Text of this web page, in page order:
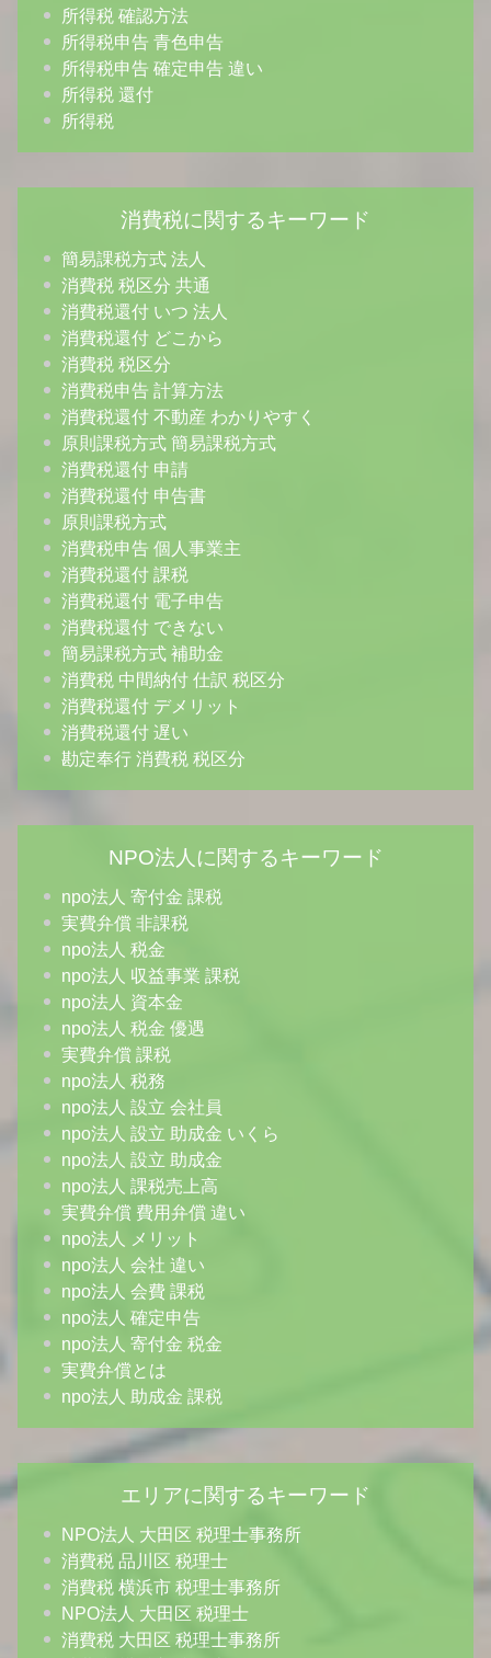
所得税 確認方法
所得税申告 青色申告
所得税申告 確定申告 違い
所得税 還付
所得税
消費税に関するキーワード
簡易課税方式 法人
消費税 税区分 共通
消費税還付 いつ 法人
消費税還付 どこから
消費税 税区分
消費税申告 計算方法
消費税還付 不動産 わかりやすく
原則課税方式 簡易課税方式
消費税還付 申請
消費税還付 申告書
原則課税方式
消費税申告 個人事業主
消費税還付 課税
消費税還付 電子申告
消費税還付 できない
簡易課税方式 補助金
消費税 中間納付 仕訳 税区分
消費税還付 デメリット
消費税還付 遅い
勘定奉行 消費税 税区分
NPO法人に関するキーワード
npo法人 寄付金 課税
実費弁償 非課税
npo法人 税金
npo法人 収益事業 課税
npo法人 資本金
npo法人 税金 優遇
実費弁償 課税
npo法人 税務
npo法人 設立 会社員
npo法人 設立 助成金 いくら
npo法人 設立 助成金
npo法人 課税売上高
実費弁償 費用弁償 違い
npo法人 メリット
npo法人 会社 違い
npo法人 会費 課税
npo法人 確定申告
npo法人 寄付金 税金
実費弁償とは
npo法人 助成金 課税
エリアに関するキーワード
NPO法人 大田区 税理士事務所
消費税 品川区 税理士
消費税 横浜市 税理士事務所
NPO法人 大田区 税理士
消費税 大田区 税理士事務所